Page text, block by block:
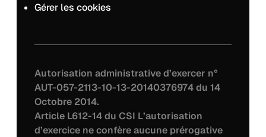
Gérer les cookies
Autorisation administrative d’exercer n°
AUT-057-2113-10-13-20140376974 du 14
Octobre 2014.
Article L612-14 du CSI L’autorisation
d’exercice ne confère aucune prérogative